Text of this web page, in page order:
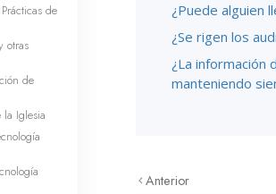
¿Puede alguien
¿Se rigen los
¿La información
manteniendo
Anterior
de
otras
de
la Iglesia